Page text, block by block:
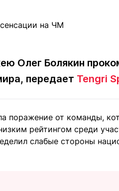
Реклама Пресс-центр
Олег Болякин
передает Tengri
поражение от команды,
рейтингом среди
слабые стороны